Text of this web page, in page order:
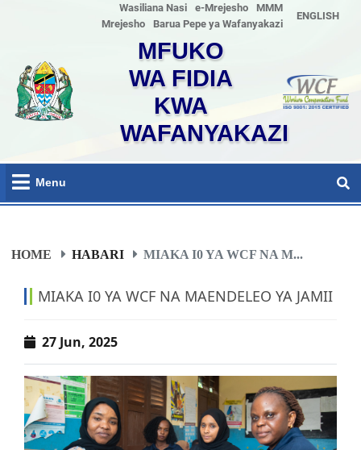
MMM
e-Mrejesho
Wasiliana Nasi
Barua Pepe ya Wafanyakazi
Mrejesho
ENGLISH
MFUKO
WA FIDIA
KWA
WAFANYAKAZI
Menu
HOME HABARI MIAKA I0 YA WCF NA M...
MIAKA I0 YA WCF NA MAENDELEO YA JAMII
27 Jun, 2025